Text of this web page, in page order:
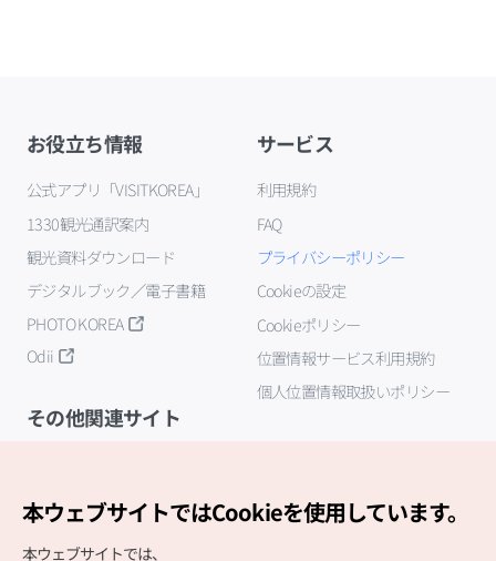
お役立ち情報
公式アプリ「VISITKOREA」
1330観光通訳案内
観光資料ダウンロード
デジタルブック／電子書籍
PHOTO KOREA
Odii
サービス
利用規約
FAQ
プライバシーポリシー
Cookieの設定
Cookieポリシー
位置情報サービス利用規約
個人位置情報取扱いポリシー
その他関連サイト
本ウェブサイトではCookieを使用しています。
本ウェブサイトでは、